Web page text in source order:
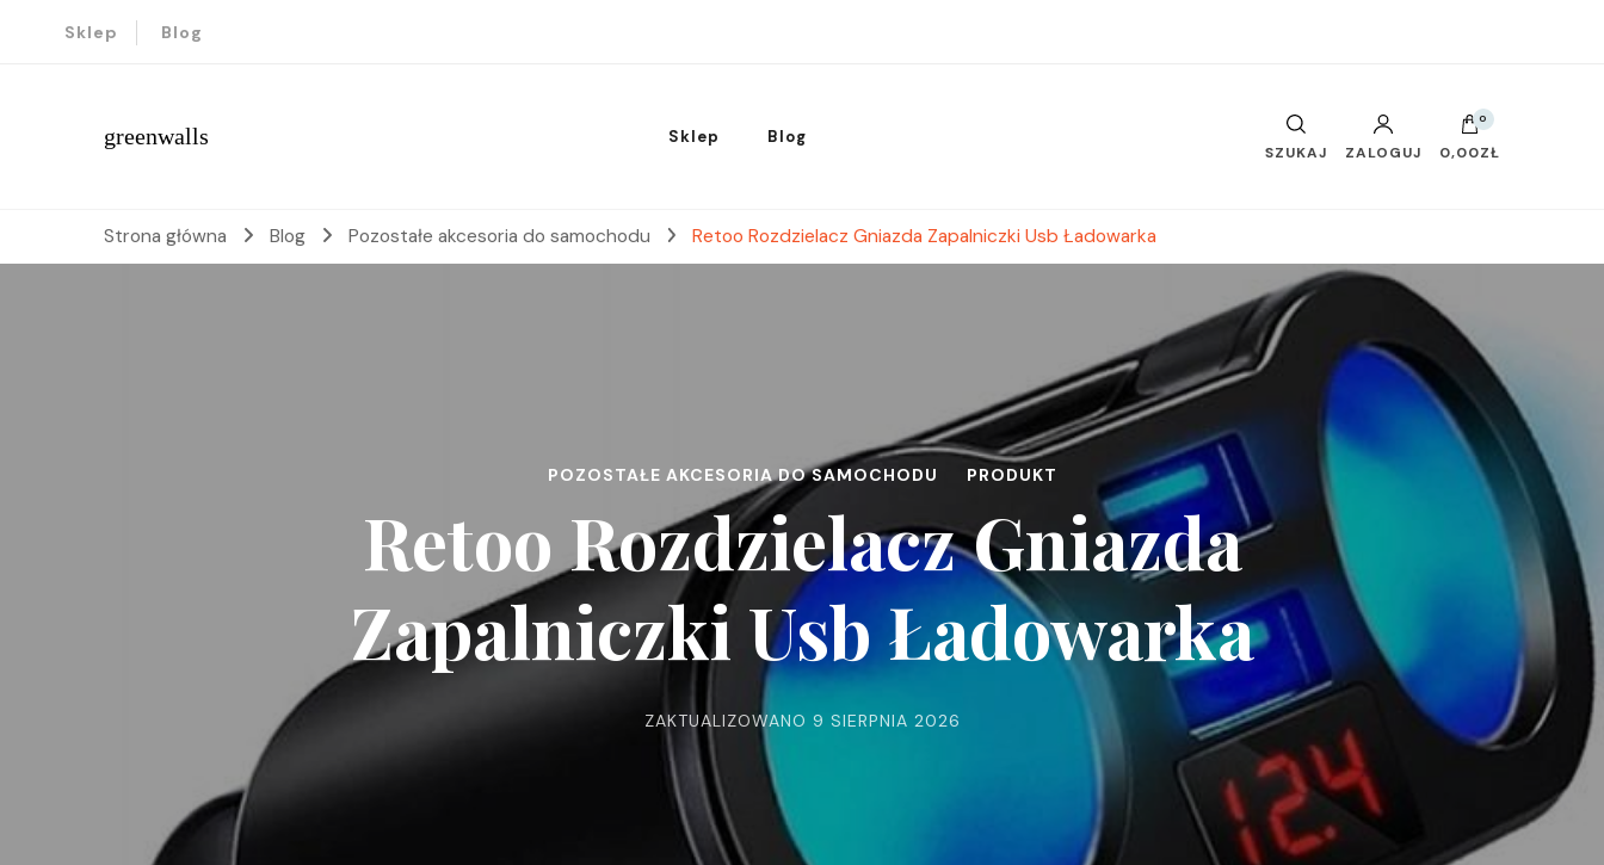
Sklep Blog
greenwalls Sklep Blog
SZUKAJ ZALOGUJ
0
0,00ZŁ
Strona główna Blog Pozostałe akcesoria do samochodu Retoo Rozdzielacz Gniazda Zapalniczki Usb Ładowarka
POZOSTAŁE AKCESORIA DO SAMOCHODU PRODUKT
Retoo Rozdzielacz Gniazda
Zapalniczki Usb Ładowarka
ZAKTUALIZOWANO 9 SIERPNIA 2026